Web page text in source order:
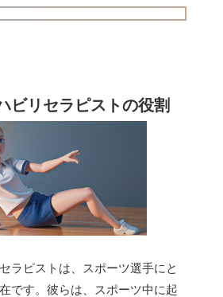
ビリセラピストの役割
ラピストは、スポーツ選手にと
です。彼らは、スポーツ中に起